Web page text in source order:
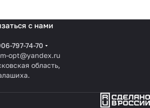
с нами
797-74-70
opt@yandex.ru
область,